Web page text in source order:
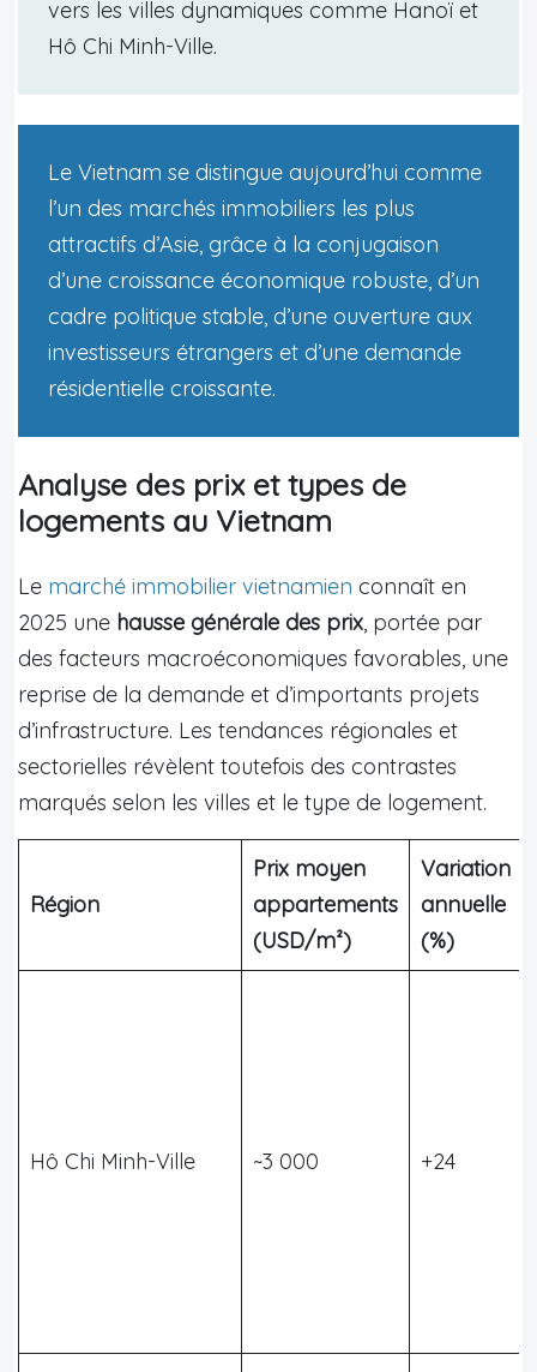
vers les villes dynamiques comme Hanoï et
Hô Chi Minh-Ville.
Le Vietnam se distingue aujourd’hui comme
l’un des marchés immobiliers les plus
attractifs d’Asie, grâce à la conjugaison
d’une croissance économique robuste, d’un
cadre politique stable, d’une ouverture aux
investisseurs étrangers et d’une demande
résidentielle croissante.
Analyse des prix et types de
logements au Vietnam
Le marché immobilier vietnamien connaît en
2025 une hausse générale des prix, portée par
des facteurs macroéconomiques favorables, une
reprise de la demande et d’importants projets
d’infrastructure. Les tendances régionales et
sectorielles révèlent toutefois des contrastes
marqués selon les villes et le type de logement.
Région
Prix moyen
appartements
(USD/m²)
Variation
annuelle
(%)
Hô Chi Minh-Ville ~3 000 +24